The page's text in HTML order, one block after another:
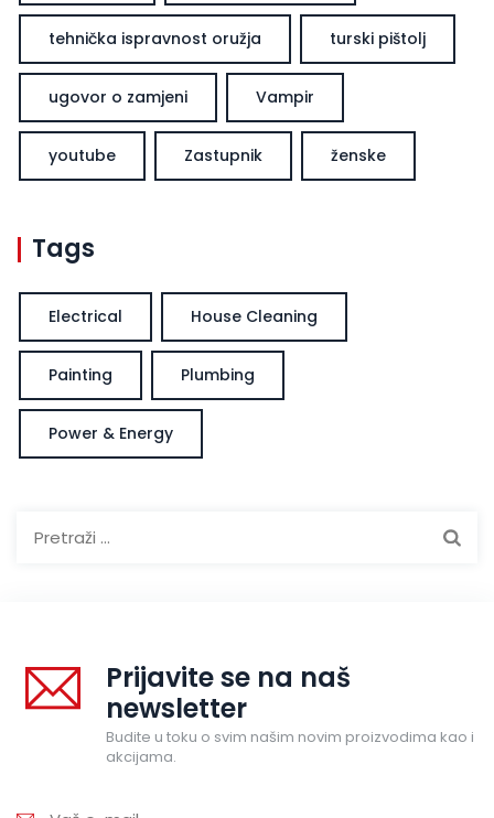
tehnička ispravnost oružja turski pištolj
ugovor o zamjeni Vampir
youtube Zastupnik ženske
Tags
Electrical House Cleaning
Painting Plumbing
Power & Energy
Prijavite se na naš
newsletter
Budite u toku o svim našim novim proizvodima kao i
akcijama.